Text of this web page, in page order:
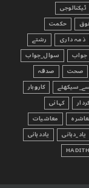
ٹیکنالوجی
حکمت
ذمہ داری
رشتے
سوال_جواب
صحت
صدقہ
کاروبار
کہانی
معاشیات
یاد_دہانی
یاددہانی